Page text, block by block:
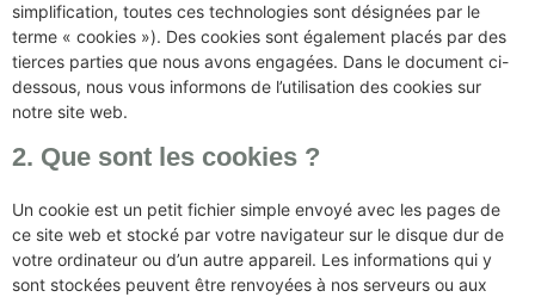
simplification, toutes ces technologies sont désignées par le
terme « cookies »). Des cookies sont également placés par des
tierces parties que nous avons engagées. Dans le document ci-
dessous, nous vous informons de l’utilisation des cookies sur
notre site web.
2. Que sont les cookies ?
Un cookie est un petit fichier simple envoyé avec les pages de
ce site web et stocké par votre navigateur sur le disque dur de
votre ordinateur ou d’un autre appareil. Les informations qui y
sont stockées peuvent être renvoyées à nos serveurs ou aux